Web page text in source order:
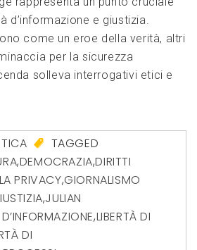
d’informazione e giustizia.
come un eroe della verità, altri
per la sicurezza
solleva interrogativi etici e
TAGGED
,DEMOCRAZIA,DIRITTI
PRIVACY,GIORNALISMO
,JULIAN
,LIBERTÀ DI
DI